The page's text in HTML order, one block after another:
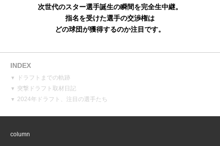
次世代のスター選手誕生の瞬間を完全生中継。
指名を受けた選手の交渉権は
どの球団が獲得するのか注目です。
INDEX
ドラフトまでの軌跡
突撃ドラフト取材日記
2024年ドラフト、注目の選手たち
column